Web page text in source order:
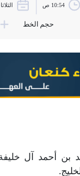
10:54 ص الثلاثاء 08 /
حجم الخط
بن أحمد آل